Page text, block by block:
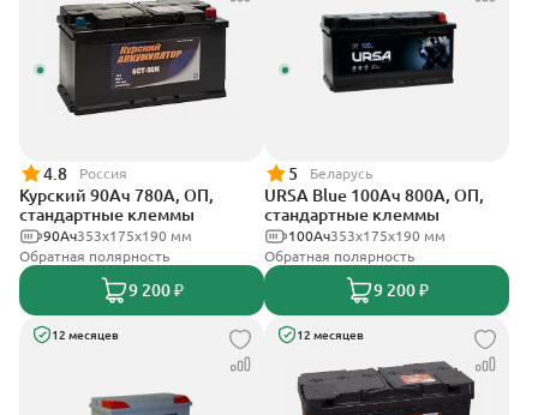
4.8 Россия
Курский 90Ач 780А, ОП,
стандартные клеммы
353x175x190 мм
90Ач
Обратная полярность
9 200 ₽
5 Беларусь
URSA Blue 100Ач 800А, ОП,
стандартные клеммы
353х175х190 мм
100Ач
Обратная полярность
9 200 ₽
12 месяцев 12 месяцев